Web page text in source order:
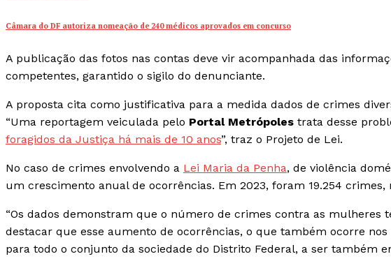
Câmara do DF autoriza nomeação de 240 médicos aprovados em concurso
A publicação das fotos nas contas deve vir acompanhada das
competentes, garantido o sigilo do denunciante.
A proposta cita como justificativa para a medida dados de crimes
“Uma reportagem veiculada pelo Portal Metrópoles trata desse
foragidos da Justiça há mais de 10 anos”, traz o Projeto de Lei.
No caso de crimes envolvendo a Lei Maria da Penha, de violência
um crescimento anual de ocorrências. Em 2023, foram 19.254 crimes,
“Os dados demonstram que o número de crimes contra as mulheres
destacar que esse aumento de ocorrências, o que também ocorre
para todo o conjunto da sociedade do Distrito Federal, a ser também